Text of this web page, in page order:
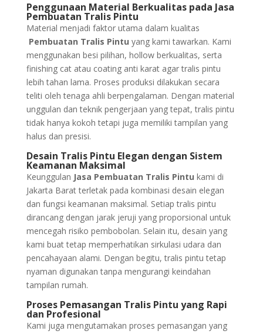
Penggunaan Material Berkualitas pada Jasa
Pembuatan Tralis Pintu
Material menjadi faktor utama dalam kualitas
Pembuatan Tralis Pintu yang kami tawarkan. Kami
menggunakan besi pilihan, hollow berkualitas, serta
finishing cat atau coating anti karat agar tralis pintu
lebih tahan lama. Proses produksi dilakukan secara
teliti oleh tenaga ahli berpengalaman. Dengan material
unggulan dan teknik pengerjaan yang tepat, tralis pintu
tidak hanya kokoh tetapi juga memiliki tampilan yang
halus dan presisi.
Desain Tralis Pintu Elegan dengan Sistem
Keamanan Maksimal
Keunggulan Jasa Pembuatan Tralis Pintu kami di
Jakarta Barat terletak pada kombinasi desain elegan
dan fungsi keamanan maksimal. Setiap tralis pintu
dirancang dengan jarak jeruji yang proporsional untuk
mencegah risiko pembobolan. Selain itu, desain yang
kami buat tetap memperhatikan sirkulasi udara dan
pencahayaan alami. Dengan begitu, tralis pintu tetap
nyaman digunakan tanpa mengurangi keindahan
tampilan rumah.
Proses Pemasangan Tralis Pintu yang Rapi
dan Profesional
Kami juga mengutamakan proses pemasangan yang